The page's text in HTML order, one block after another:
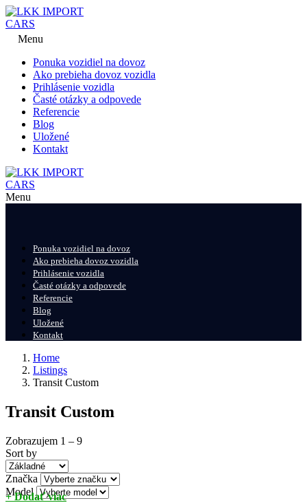
Menu
Ponuka vozidiel na dovoz
Ako prebieha dovoz vozidla
Prihlásenie vozidla
Časté otázky a odpovede
Referencie
Blog
Uložené
Kontakt
Menu
Ponuka vozidiel na dovoz
Ako prebieha dovoz vozidla
Prihlásenie vozidla
Časté otázky a odpovede
Referencie
Blog
Uložené
Kontakt
Home
Listings
Transit Custom
Transit Custom
Zobrazujem 1 – 9
Sort by
Značka
Model
+ Dodať viac